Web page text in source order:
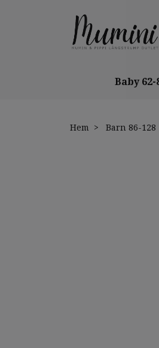
Baby 62-
Hem Barn 86-128